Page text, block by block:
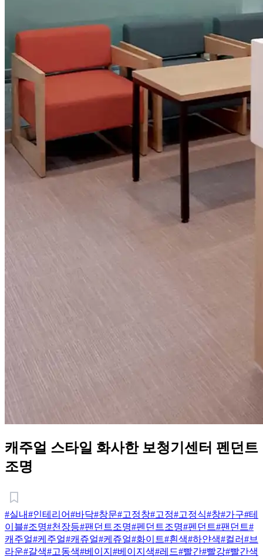
캐주얼 스타일 화사한 보청기센터 펜던트
조명
#실내#인테리어#바닥#창문#고정창#고정#고정식#창#가구#테
이블#조명#천장등#팬던트조명#펜던트조명#펜던트#팬던트#
캐주얼#케주얼#캐쥬얼#케쥬얼#화이트#흰색#하얀색#컬러#브
라운#갈색#고동색#베이지 #베이지색#레드#빨간#빨강#빨간색